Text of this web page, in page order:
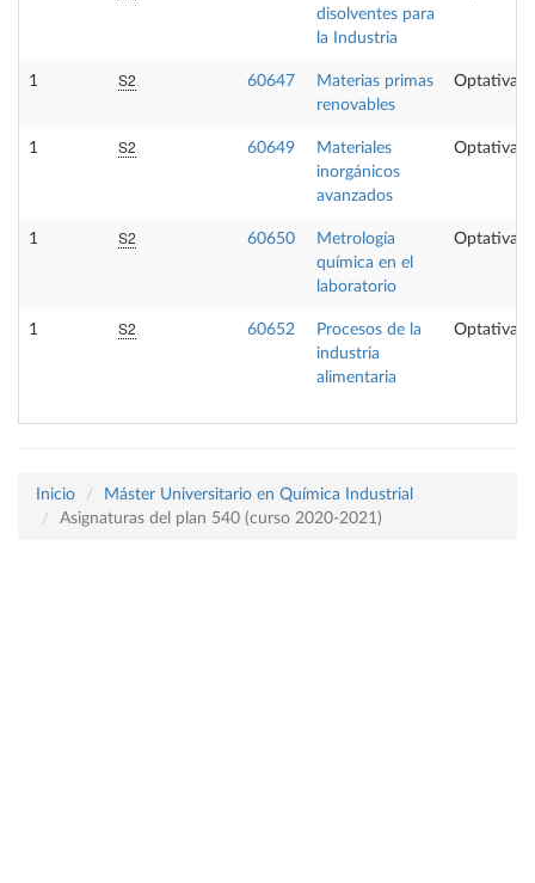
disolventes para
la Industria
1 S2 60647
Materias primas
renovables
Optativa
1 S2 60649
Materiales
inorgánicos
avanzados
Optativa
1 S2 60650
Metrología
química en el
laboratorio
Optativa
1 S2 60652
Procesos de la
industria
alimentaria
Optativa
Inicio
Máster Universitario en Química Industrial
Asignaturas del plan 540 (curso 2020-2021)